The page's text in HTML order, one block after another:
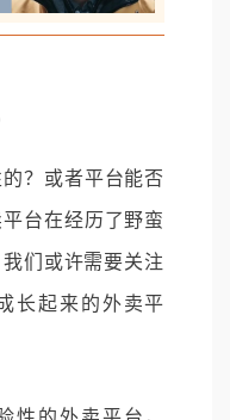
？或者平台能否
台在经历了野蛮
们或许需要关注
长起来的外卖平